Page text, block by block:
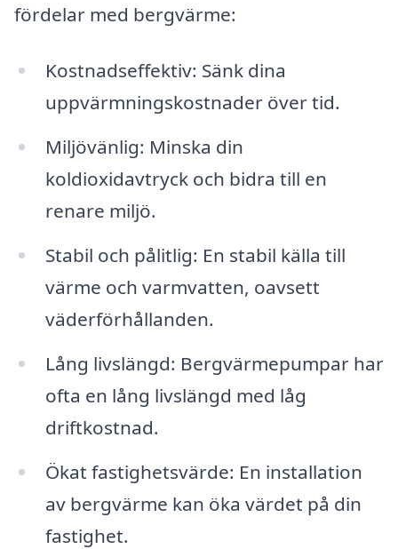
fördelar med bergvärme:
Kostnadseffektiv: Sänk dina
uppvärmningskostnader över tid.
Miljövänlig: Minska din
koldioxidavtryck och bidra till en
renare miljö.
Stabil och pålitlig: En stabil källa till
värme och varmvatten, oavsett
väderförhållanden.
Lång livslängd: Bergvärmepumpar har
ofta en lång livslängd med låg
driftkostnad.
Ökat fastighetsvärde: En installation
av bergvärme kan öka värdet på din
fastighet.